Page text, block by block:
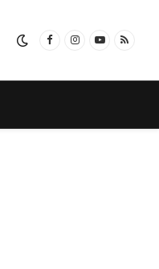
FacebookInstagram
YouTube
RSS